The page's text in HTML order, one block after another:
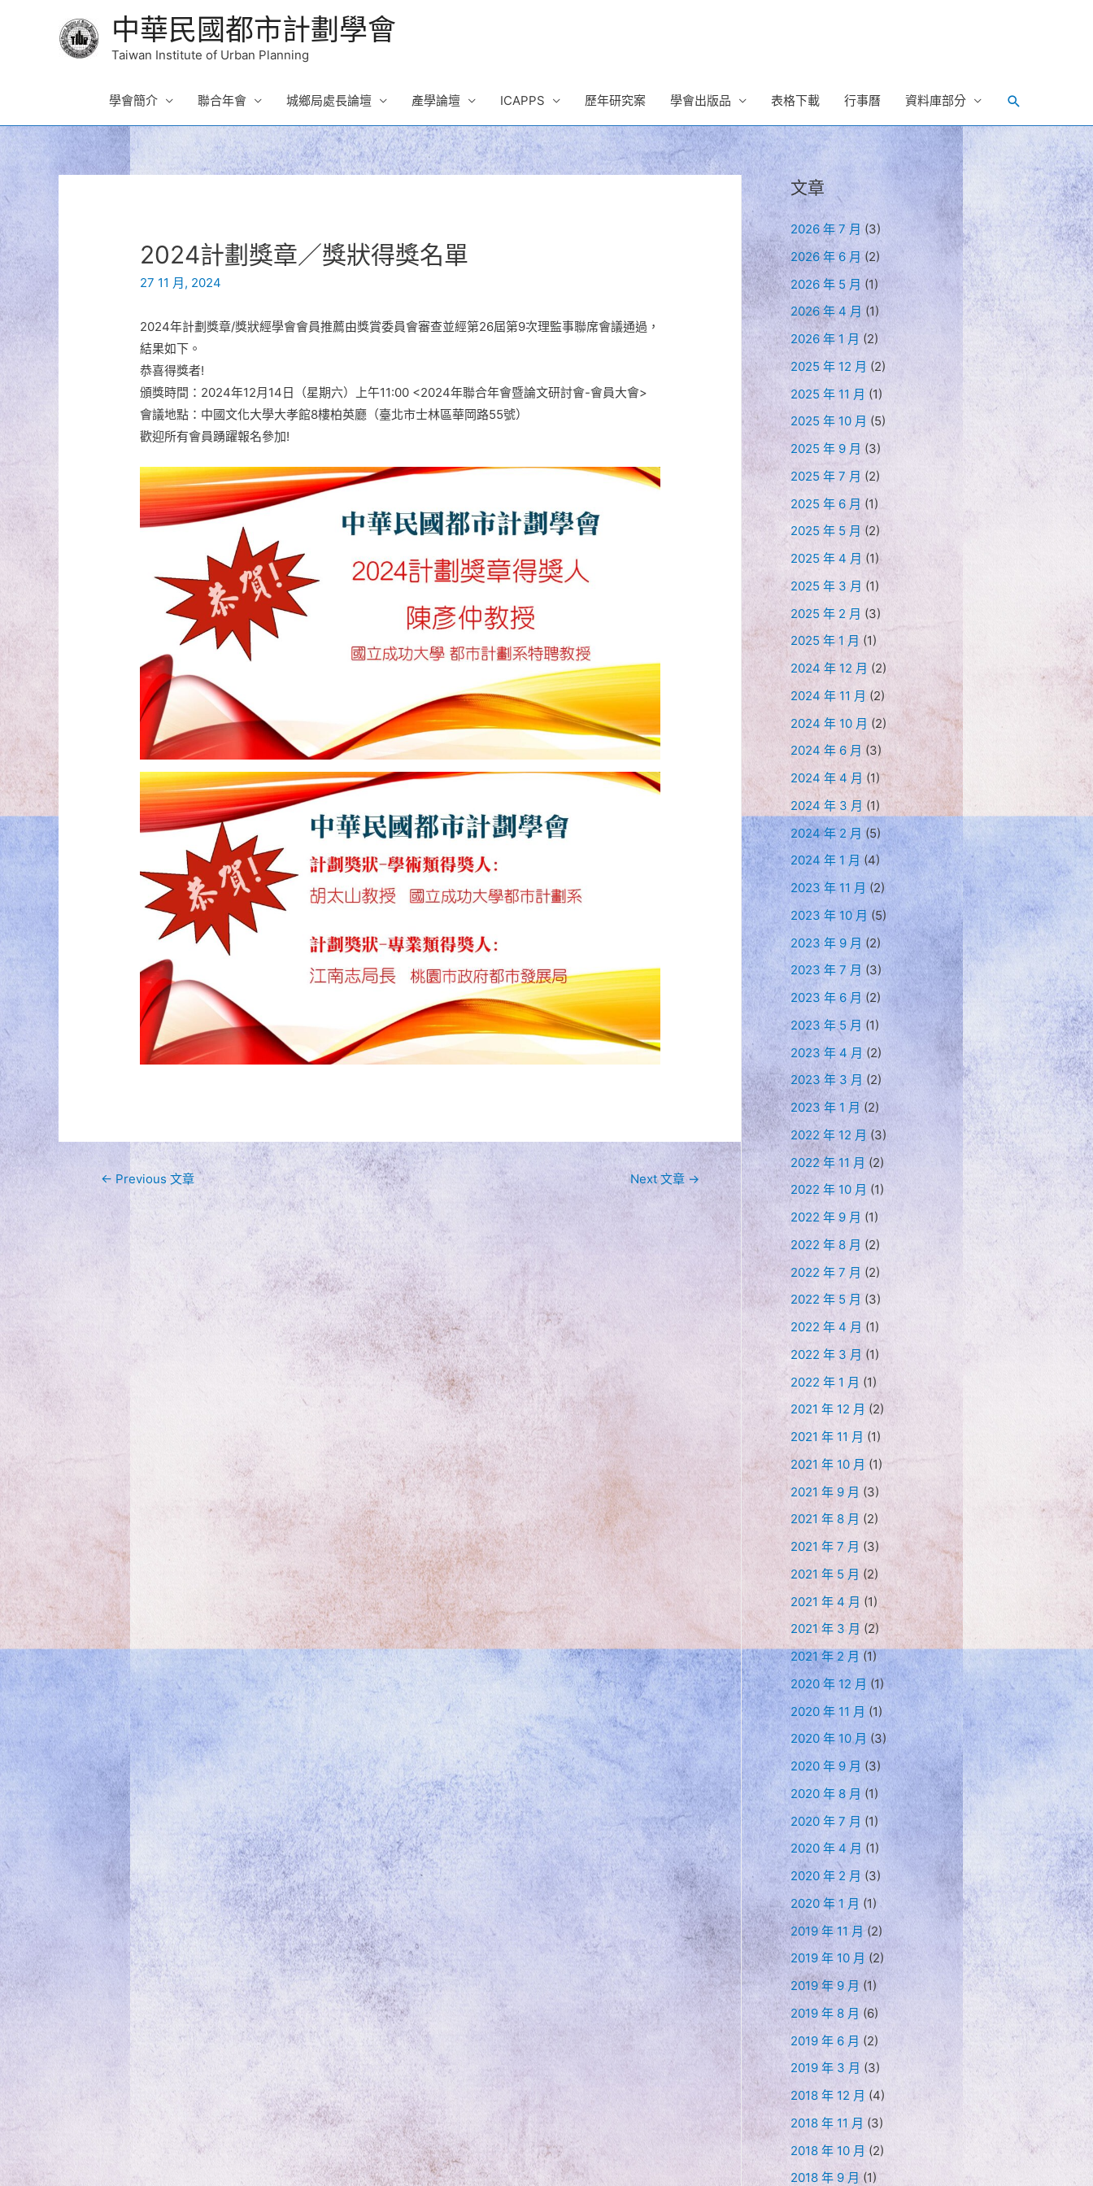
中華民國都市計劃學會
Taiwan Institute of Urban Planning
學會簡介 聯合年會 城鄉局處長論壇 產學論壇 ICAPPS 歷年研究案 學會出版品 表格下載 行事曆 資料庫部分 Search
2024計劃獎章／獎狀得獎名單
27 11 月, 2024
2024年計劃獎章/獎狀經學會會員推薦由獎賞委員會審查並經第26屆第9次理監事聯席會議通過，
結果如下。
恭喜得獎者!
頒獎時間：2024年12月14日（星期六）上午11:00 <2024年聯合年會暨論文研討會-會員大會>
會議地點：中國文化大學大孝館8樓柏英廳（臺北市士林區華岡路55號）
歡迎所有會員踴躍報名參加!
文
章
← Previous 文章 Next 文章 →
文章
2026 年 7 月 (3)
2026 年 6 月 (2)
2026 年 5 月 (1)
2026 年 4 月 (1)
2026 年 1 月 (2)
2025 年 12 月 (2)
2025 年 11 月 (1)
2025 年 10 月 (5)
2025 年 9 月 (3)
2025 年 7 月 (2)
2025 年 6 月 (1)
2025 年 5 月 (2)
2025 年 4 月 (1)
2025 年 3 月 (1)
2025 年 2 月 (3)
2025 年 1 月(1)
2024 年 12 月 (2)
2024 年 11 月 (2)
2024 年 10 月 (2)
2024 年 6 月 (3)
2024 年 4 月 (1)
2024 年 3 月 (1)
2024 年 2 月 (5)
2024 年 1 月 (4)
2023 年 11 月 (2)
2023 年 10 月 (5)
2023 年 9 月 (2)
2023 年 7 月 (3)
2023 年 6 月 (2)
2023 年 5 月 (1)
2023 年 4 月 (2)
2023 年 3 月(2)
2023 年 1 月 (2)
2022 年 12 月(3)
2022 年 11 月 (2)
2022 年 10 月 (1)
2022 年 9 月 (1)
2022 年 8 月 (2)
2022 年 7 月 (2)
2022 年 5 月 (3)
2022 年 4 月 (1)
2022 年 3 月 (1)
2022 年 1 月 (1)
2021 年 12 月 (2)
2021 年 11 月 (1)
2021 年 10 月 (1)
2021 年 9 月 (3)
2021 年 8 月 (2)
2021 年 7 月 (3)
2021 年 5 月 (2)
2021 年 4 月 (1)
2021 年 3 月 (2)
2021 年 2 月 (1)
2020 年 12 月 (1)
2020 年 11 月 (1)
2020 年 10 月 (3)
2020 年 9 月 (3)
2020 年 8 月 (1)
2020 年 7 月 (1)
2020 年 4 月 (1)
2020 年 2 月 (3)
2020 年 1 月 (1)
2019 年 11 月(2)
2019 年 10 月 (2)
2019 年 9 月 (1)
2019 年 8 月 (6)
2019 年 6 月 (2)
2019 年 3 月 (3)
2018 年 12 月 (4)
2018 年 11 月 (3)
2018 年 10 月 (2)
2018 年 9 月 (1)